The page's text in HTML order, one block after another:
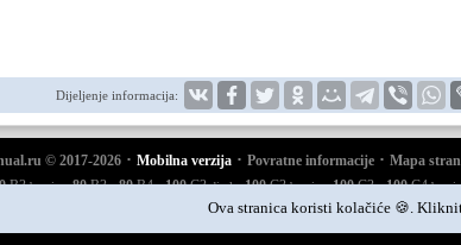
Dijeljenje informacija:
© 2017-2026 · Mobilna verzija · Povratne informacije · Mapa
B3benzin·80B3·80B4·100C3dizel·100C3benzin·100C3·100C4benzin
Q5 Typ 8R·Q7 Typ 4L·AudiA2·
Ova stranica koristi kolačiće 🍪.